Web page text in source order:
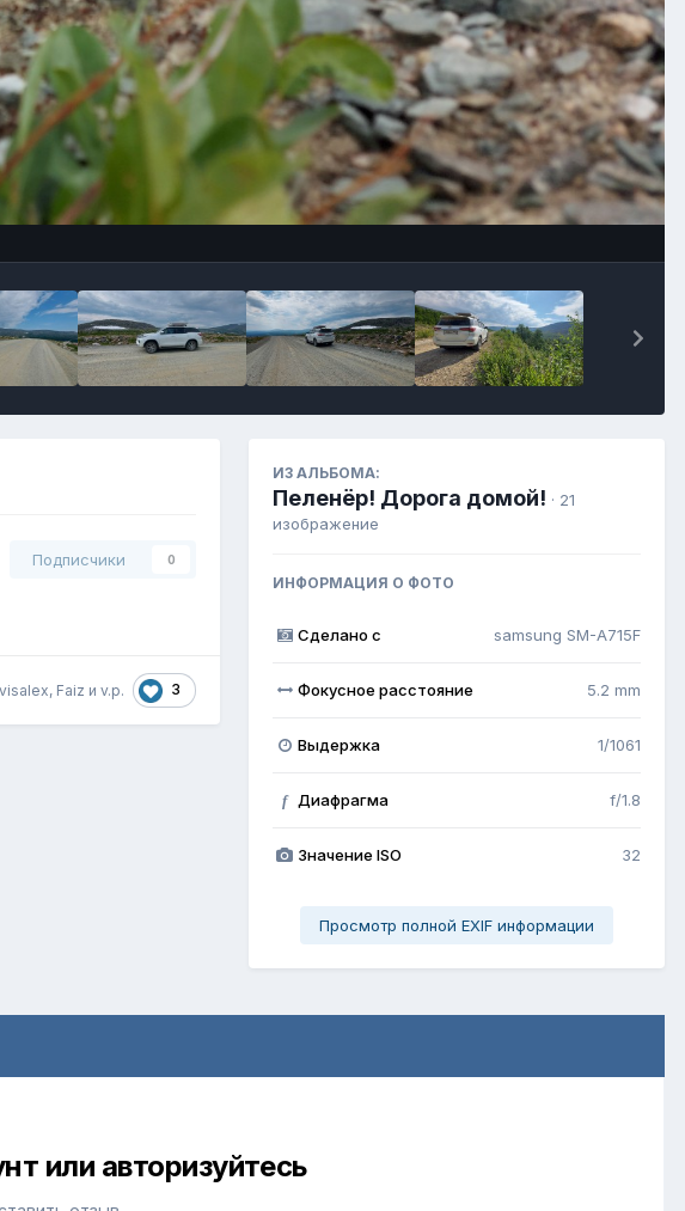
Инструменты
Подписчики 0
Faiz и v.p. 3
ИЗ АЛЬБОМА:
Пеленёр! Дорога домой! · 21
изображение
ИНФОРМАЦИЯ О ФОТО
Сделано с samsung SM-A715F
Фокусное расстояние 5.2 mm
Выдержка 1/1061
f Диафрагма f/1.8
Значение ISO 32
Просмотр полной EXIF информации
или авторизуйтесь